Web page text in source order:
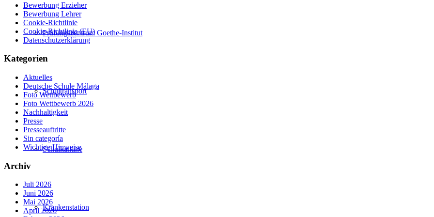
Prüfungszentrum Goethe-Institut
Schultransport
Schulkantine
Krankenstation
Bewerbung Erzieher
Bewerbung Lehrer
Cookie-Richtlinie
Cookie-Richtlinie (EU)
Datenschutzerklärung
Kategorien
Aktuelles
Deutsche Schule Málaga
Foto Wettbewerb
Foto Wettbewerb 2026
Nachhaltigkeit
Presse
Presseauftritte
Sin categoría
Wichtige Hinweise
Archiv
Juli 2026
Juni 2026
Mai 2026
April 2026